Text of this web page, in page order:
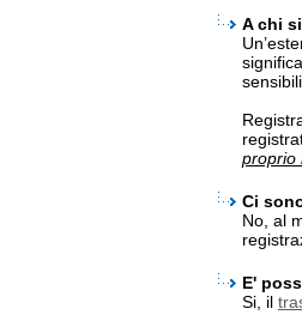
A chi
proprio
Ci
No, al
E'
Si, il